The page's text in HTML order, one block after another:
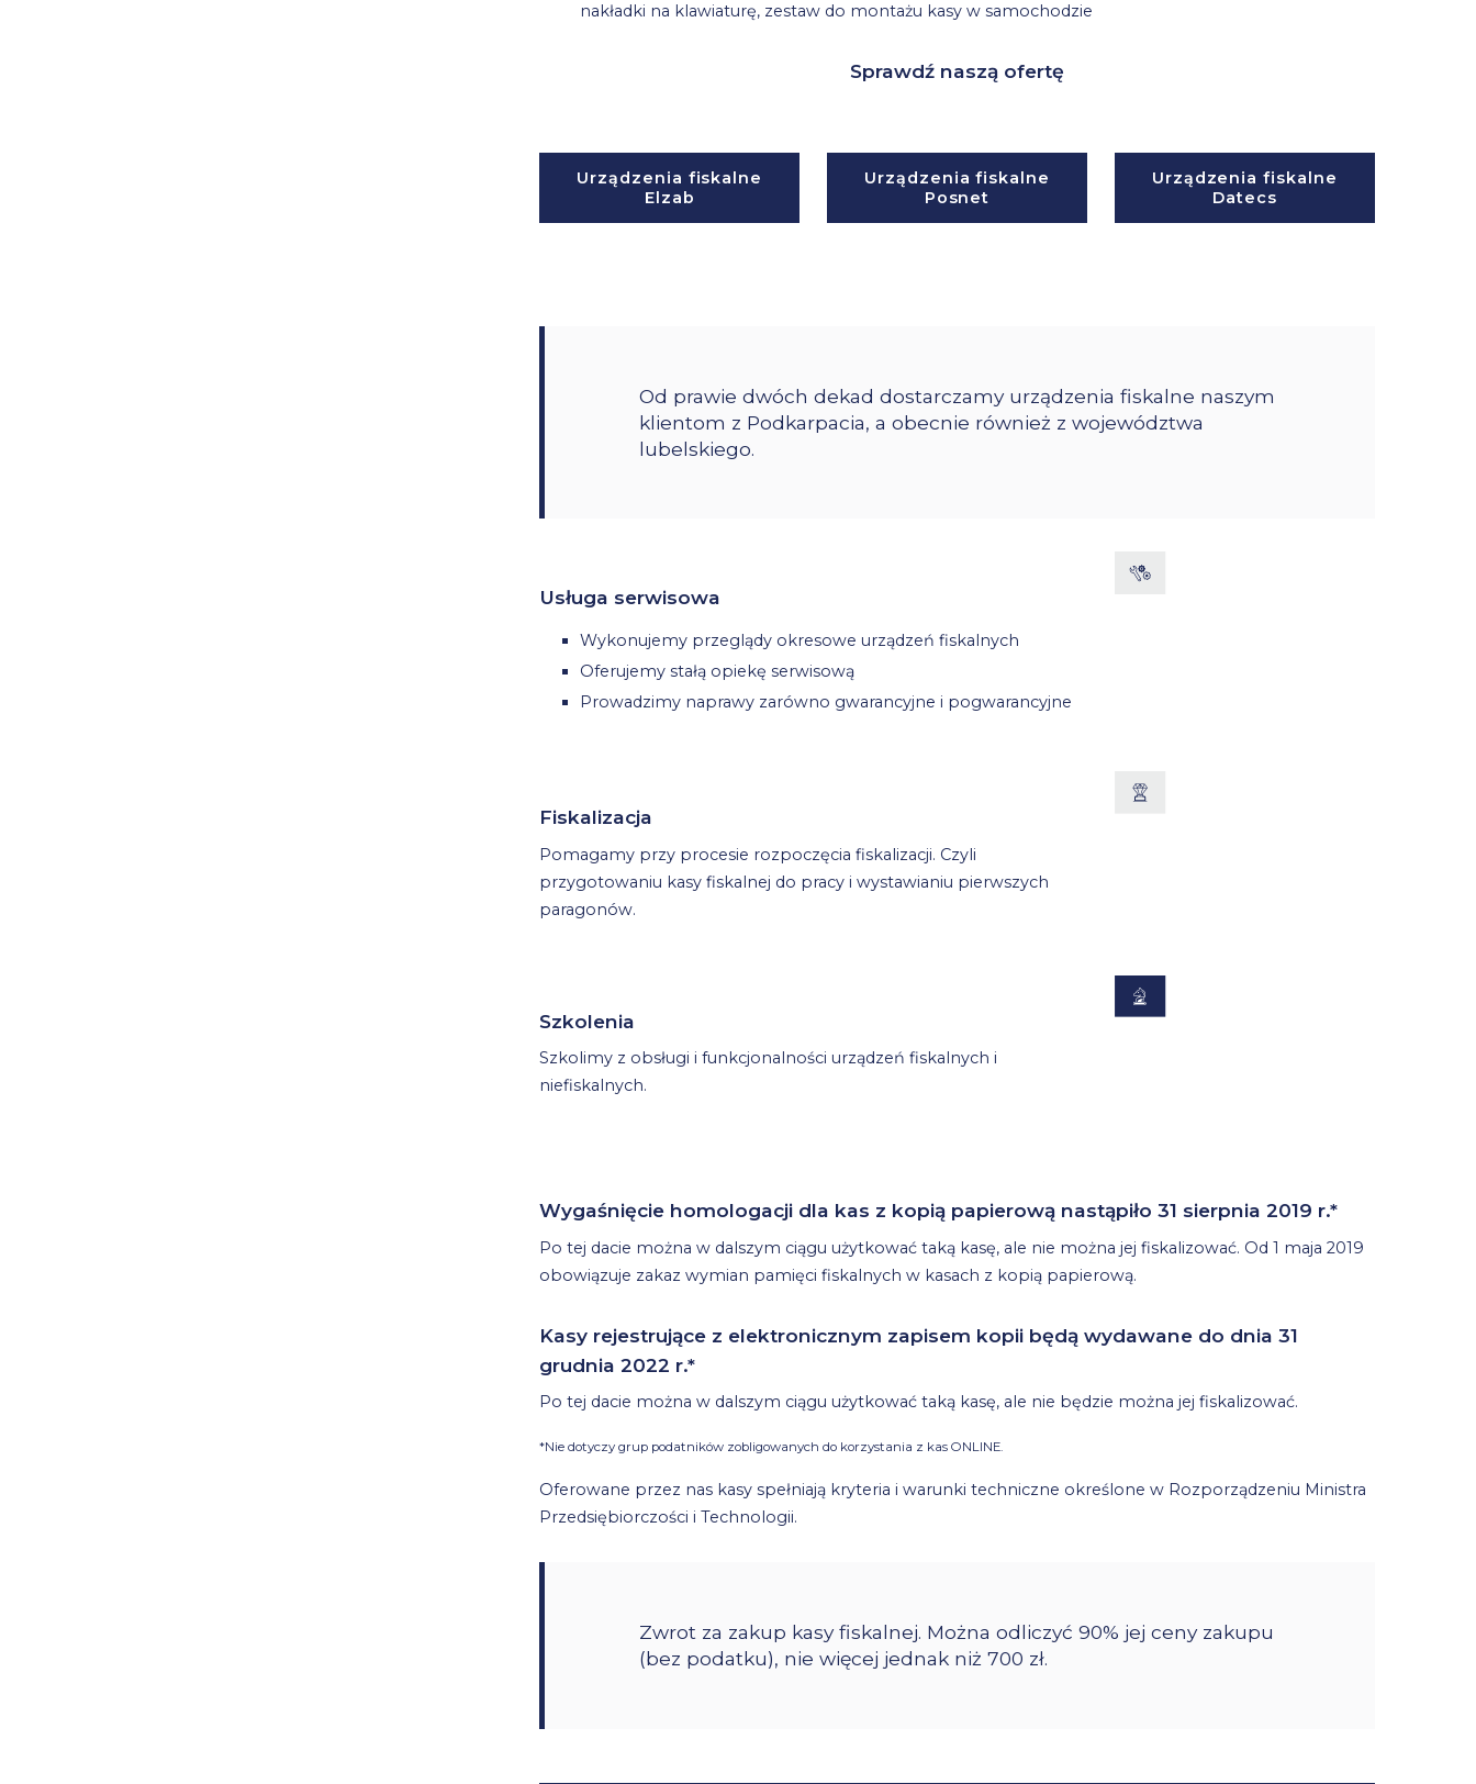
nakładki na klawiaturę, zestaw do montażu kasy w samochodzie
Sprawdź naszą ofertę
Urządzenia fiskalne
Elzab
Urządzenia fiskalne
Posnet
Urządzenia fiskalne
Datecs
Od prawie dwóch dekad dostarczamy urządzenia fiskalne naszym
klientom z Podkarpacia, a obecnie również z województwa
lubelskiego.
Usługa serwisowa
Wykonujemy przeglądy okresowe urządzeń fiskalnych
Oferujemy stałą opiekę serwisową
Prowadzimy naprawy zarówno gwarancyjne i pogwarancyjne
Fiskalizacja
Pomagamy przy procesie rozpoczęcia fiskalizacji. Czyli
przygotowaniu kasy fiskalnej do pracy i wystawianiu pierwszych
paragonów.
Szkolenia
Szkolimy z obsługi i funkcjonalności urządzeń fiskalnych i
niefiskalnych.
Wygaśnięcie homologacji dla kas z kopią papierową nastąpiło 31 sierpnia 2019 r.*
Po tej dacie można w dalszym ciągu użytkować taką kasę, ale nie można jej fiskalizować. Od 1 maja 2019
obowiązuje zakaz wymian pamięci fiskalnych w kasach z kopią papierową.
Kasy rejestrujące z elektronicznym zapisem kopii będą wydawane do dnia 31
grudnia 2022 r.*
Po tej dacie można w dalszym ciągu użytkować taką kasę, ale nie będzie można jej fiskalizować.
*Nie dotyczy grup podatników zobligowanych do korzystania z kas ONLINE.
Oferowane przez nas kasy spełniają kryteria i warunki techniczne określone w Rozporządzeniu Ministra
Przedsiębiorczości i Technologii.
Zwrot za zakup kasy fiskalnej. Można odliczyć 90% jej ceny zakupu
(bez podatku), nie więcej jednak niż 700 zł.